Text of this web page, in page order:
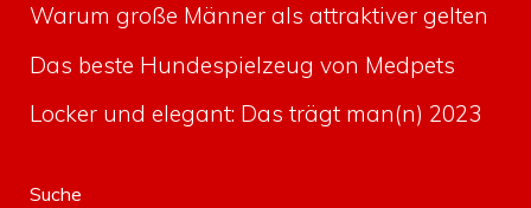
Warum große Männer als attraktiver gelten
Das beste Hundespielzeug von Medpets
Locker und elegant: Das trägt man(n) 2023
Suche